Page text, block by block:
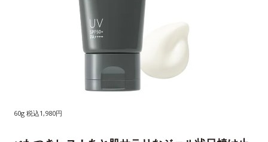
60g 税込1,980円